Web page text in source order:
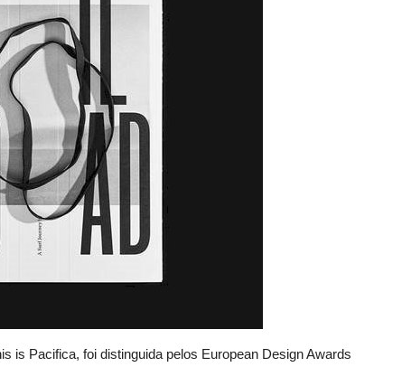
is Pacifica, foi distinguida pelos European Design Awards